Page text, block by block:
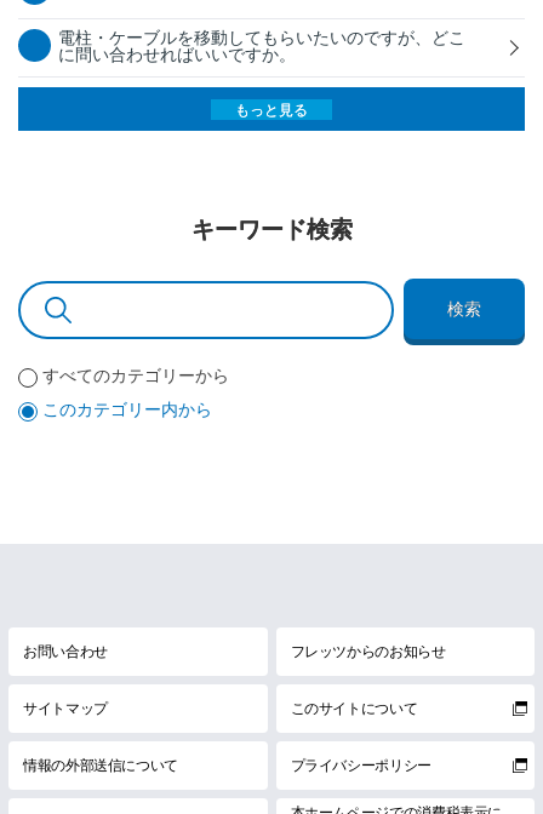
電柱・ケーブルを移動してもらいたいのですが、どこ
に問い合わせればいいですか。
もっと見る
キーワード検索
検索
すべてのカテゴリーから
このカテゴリー内から
お問い合わせ フレッツからのお知らせ
サイトマップ このサイトについて
情報の外部送信について プライバシーポリシー